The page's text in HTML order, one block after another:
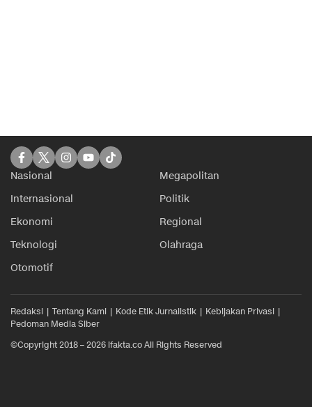
Nasional
Megapolitan
Internasional
Politik
Ekonomi
Regional
Teknologi
Olahraga
Otomotif
Redaksi Tentang Kami Kode Etik Jurnalistik
Kebijakan Privasi
Pedoman Media Siber
©Copyright 2018 – 2026 ifakta.co All Rights Reserved